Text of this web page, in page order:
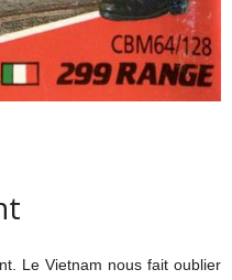
Le Vietnam nous fait oublier